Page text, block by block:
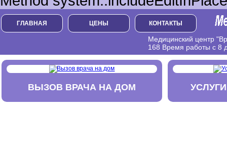
ГЛАВНАЯ ЦЕНЫ КОНТАКТЫ
Медицинский центр
168 Время работы с 8
ВЫЗОВ ВРАЧА НА ДОМ